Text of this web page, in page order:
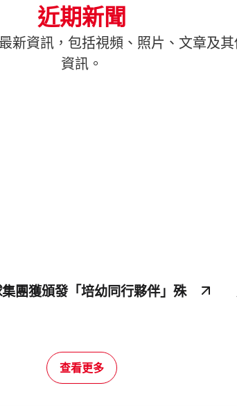
近期新聞
新資訊，包括視頻、照片、文章及
資訊。
團獲頒發「培幼同行夥伴」殊
查看更多